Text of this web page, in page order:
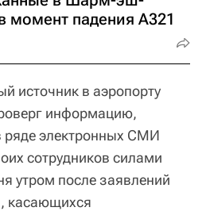
момент падения А321
источник в аэропорту
информацию,
ряде электронных СМИ
сотрудников силами
утром после заявлений
касающихся